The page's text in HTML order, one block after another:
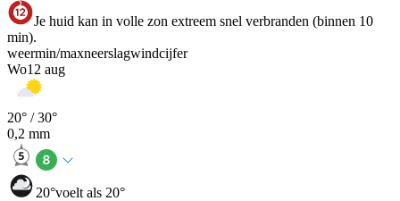
Je huid kan in volle zon extreem snel verbranden (binnen 10
min).
weermin/maxneerslagwindcijfer
Wo12 aug
20° /30°
0,2 mm
20°voelt als 20°